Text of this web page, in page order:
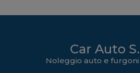
Car Auto
Noleggio auto e furgoni